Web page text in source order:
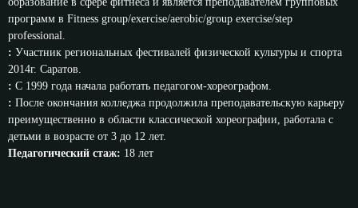
программ в Fitness group/exercise/aerobic/group exercise/step
professional.
: Участник региональных фестивалей физической культуры и спорта
2014г. Саратов.
: С 1999 года начала работать педагогом-хореографом.
: После окончания колледжа продолжила преподавательскую карьеру
преимущественно в области классической хореографии, работала с
детьми в возрасте от 3 до 12 лет.
Педагогический стаж: 18 лет